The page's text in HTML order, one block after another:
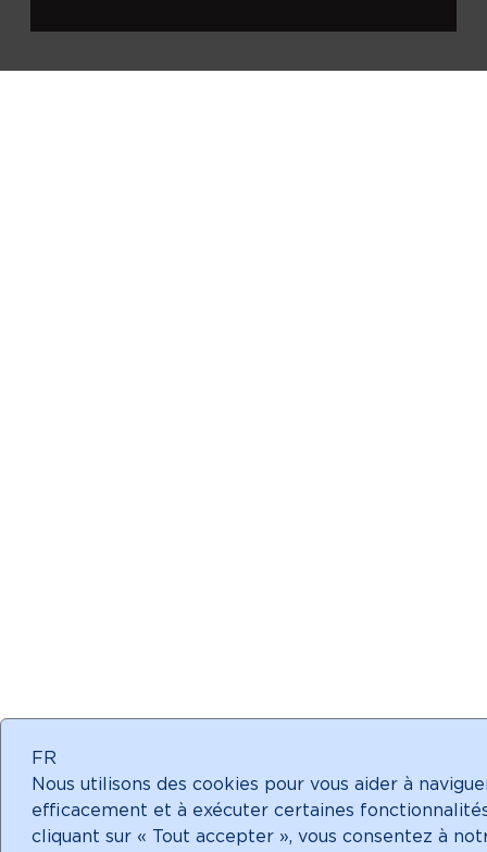
FR
Nous utilisons des cookies pour vous aider à
efficacement et à exécuter certaines
cliquant sur « Tout accepter », vous consentez à